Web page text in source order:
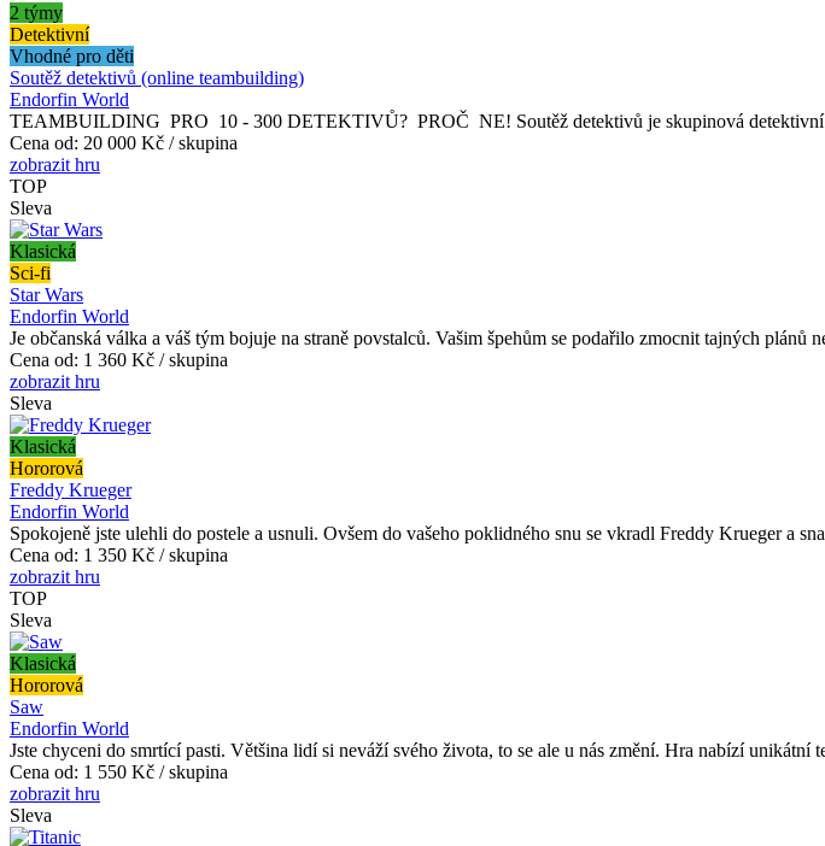
2 týmy
Detektivní
Vhodné pro děti
Soutěž detektivů (online teambuilding)
Endorfin World
TEAMBUILDING PRO 10 - 300 DETEKTIVŮ? PROČ NE! Soutěž detektivů je skupinová detektivní
Cena od: 20 000 Kč / skupina
zobrazit hru
TOP
Sleva
Klasická
Sci-fi
Star Wars
Endorfin World
Je občanská válka a váš tým bojuje na straně povstalců. Vašim špehům se podařilo zmocnit tajných plánů
Cena od: 1 360 Kč / skupina
zobrazit hru
Sleva
Klasická
Hororová
Freddy Krueger
Endorfin World
Spokojeně jste ulehli do postele a usnuli. Ovšem do vašeho poklidného snu se vkradl Freddy Krueger a
Cena od: 1 350 Kč / skupina
zobrazit hru
TOP
Sleva
Klasická
Hororová
Saw
Endorfin World
Jste chyceni do smrtící pasti. Většina lidí si neváží svého života, to se ale u nás změní. Hra nabízí unikátní
Cena od: 1 550 Kč / skupina
zobrazit hru
Sleva